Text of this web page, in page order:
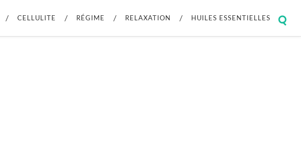
CELLULITE RÉGIME RELAXATION HUILES ESSENTIELLES
field